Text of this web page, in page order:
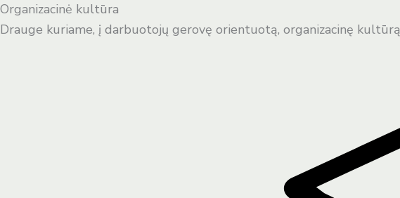
Organizacinė kultūra
Drauge kuriame, į darbuotojų gerovę orientuotą, organizacinę kultūrą